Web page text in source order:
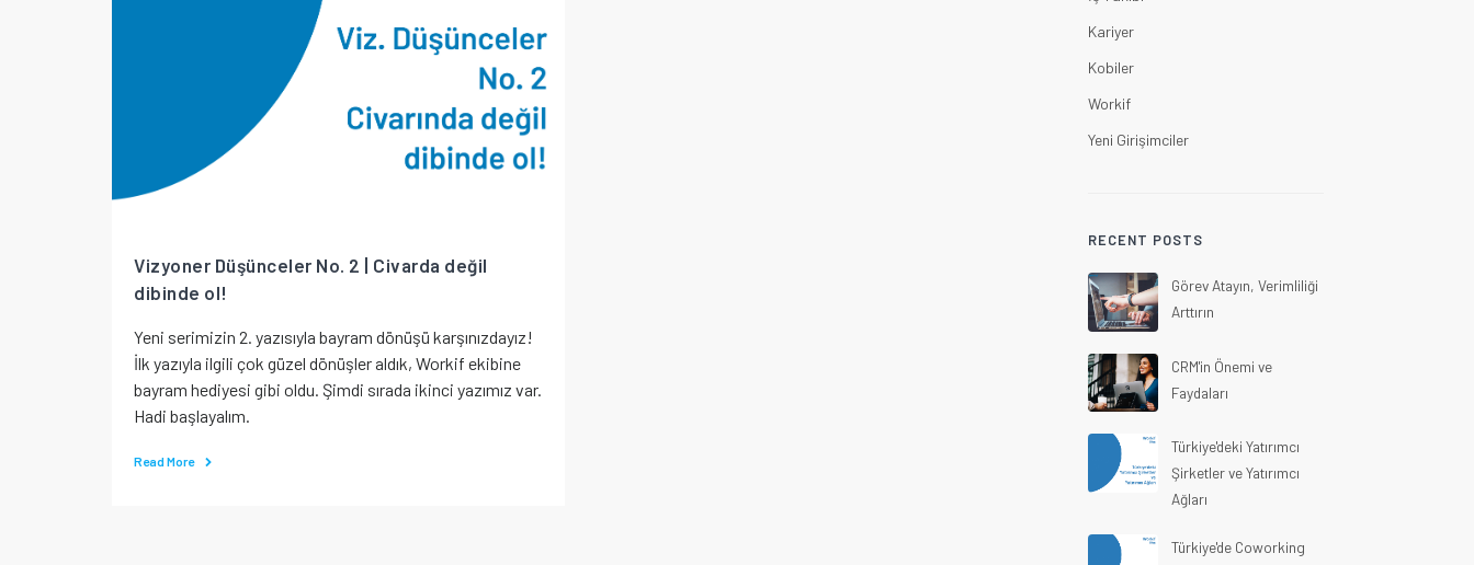
Vizyoner Düşünceler No. 2 | Civarda değil
dibinde ol!
Yeni serimizin 2. yazısıyla bayram dönüşü karşınızdayız!
İlk yazıyla ilgili çok güzel dönüşler aldık, Workif ekibine
bayram hediyesi gibi oldu. Şimdi sırada ikinci yazımız var.
Hadi başlayalım.
Read More
Kariyer
Kobiler
Workif
Yeni Girişimciler
RECENT POSTS
Görev Atayın, Verimliliği
Arttırın
CRM'in Önemi ve
Faydaları
Türkiye'deki Yatırımcı
Şirketler ve Yatırımcı
Ağları
Türkiye'de Coworking